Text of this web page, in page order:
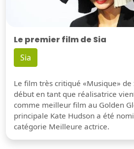
Le premier film de Sia
Sia
Le film très critiqué «Musique» de
début en tant que réalisatrice
comme meilleur film au Golden
principale Kate Hudson a été
catégorie Meilleure actrice.